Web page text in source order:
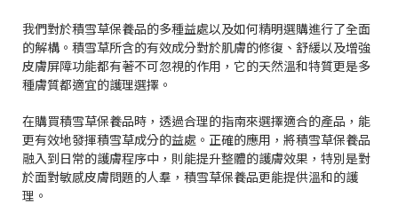
我們對於積雪草保養品的多種益處以及如何精明選購進行了全面
的解構。積雪草所含的有效成分對於肌膚的修復、舒緩以及增強
皮膚屏障功能都有著不可忽視的作用，它的天然溫和特質更是多
種膚質都適宜的護理選擇。
在購買積雪草保養品時，透過合理的指南來選擇適合的產品，能
更有效地發揮積雪草成分的益處。正確的應用，將積雪草保養品
融入到日常的護膚程序中，則能提升整體的護膚效果，特別是對
於面對敏感皮膚問題的人羣，積雪草保養品更能提供溫和的護
理。